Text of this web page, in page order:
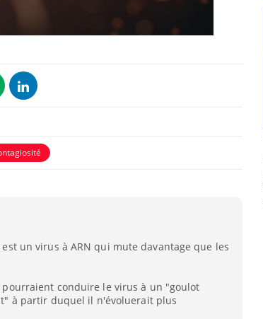
est un virus à ARN qui mute davantage que les
pourraient conduire le virus à un "goulot
à partir duquel il n'évoluerait plus
si on